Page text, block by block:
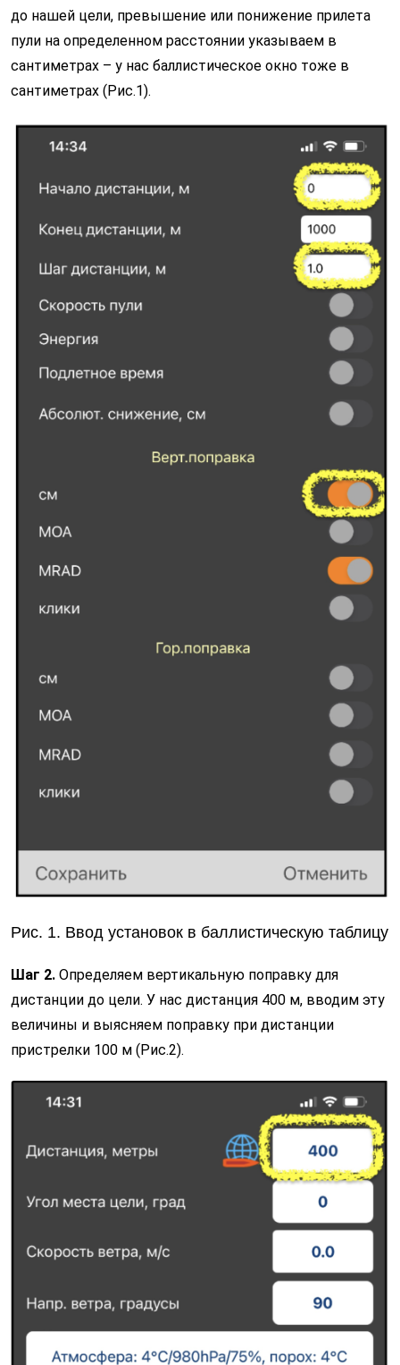
до нашей цели, превышение или понижение прилета
пули на определенном расстоянии указываем в
сантиметрах – у нас баллистическое окно тоже в
сантиметрах (Рис.1).
Рис. 1. Ввод установок в баллистическую таблицу
Шаг 2. Определяем вертикальную поправку для
дистанции до цели. У нас дистанция 400 м, вводим эту
величины и выясняем поправку при дистанции
пристрелки 100 м (Рис.2).